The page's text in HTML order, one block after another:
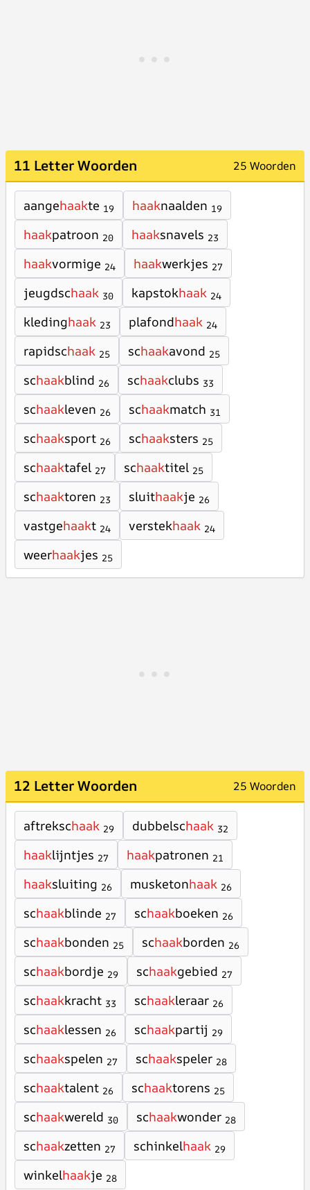
11 Letter Woorden 25 Woorden
aangehaakte 19 haaknaalden 19
haakpatroon 20 haaksnavels 23
haakvormige 24 haakwerkjes 27
jeugdschaak 30 kapstokhaak 24
kledinghaak 23 plafondhaak 24
rapidschaak 25 schaakavond 25
schaakblind 26 schaakclubs 33
schaakleven 26 schaakmatch 31
schaaksport 26 schaaksters 25
schaaktafel 27 schaaktitel 25
schaaktoren 23 sluithaakje 26
vastgehaakt 24 verstekhaak 24
weerhaakjes 25
12 Letter Woorden 25 Woorden
aftrekschaak 29 dubbelschaak 32
haaklijntjes 27 haakpatronen 21
haaksluiting 26 musketonhaak 26
schaakblinde 27 schaakboeken 26
schaakbonden 25 schaakborden 26
schaakbordje 29 schaakgebied 27
schaakkracht 33 schaakleraar 26
schaaklessen 26 schaakpartij 29
schaakspelen 27 schaakspeler 28
schaaktalent 26 schaaktorens 25
schaakwereld 30 schaakwonder 28
schaakzetten 27 schinkelhaak 29
winkelhaakje 28